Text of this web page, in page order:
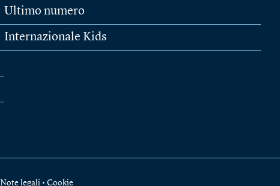
Ultimo numero
Internazionale Kids
Note legali • Cookie